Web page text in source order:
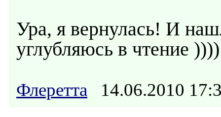
Ура, я вернулась! И
углубляюсь в чтение ))))
Флеретта 14.06.2010